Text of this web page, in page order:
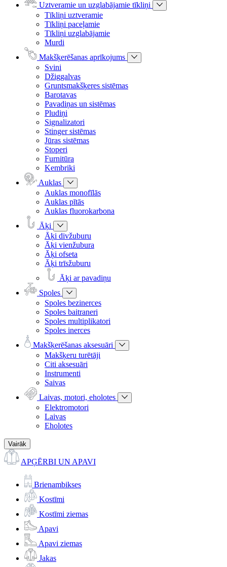
Uztveramie un uzglabājamie tīkliņi
Tīkliņi uztveramie
Tīkliņi paceļamie
Tīkliņi uzglabājamie
Murdi
Makšķerēšanas aprīkojums
Svini
Džiggalvas
Gruntsmakšķeres sistēmas
Barotavas
Pavadiņas un sistēmas
Pludiņi
Signalizatori
Stinger sistēmas
Jūras sistēmas
Stoperi
Furnitūra
Kembriki
Auklas
Auklas monofīlās
Auklas pītās
Auklas fluorokarbona
Āķi
Āķi divžuburu
Āķi vienžubura
Āķi ofseta
Āķi trīsžuburu
Āķi ar pavadiņu
Spoles
Spoles bezinerces
Spoles baitraneri
Spoles multiplikatori
Spoles inerces
Makšķerēšanas aksesuāri
Makšķeru turētāji
Citi aksesuāri
Instrumenti
Saivas
Laivas, motori, eholotes
Elektromotori
Laivas
Eholotes
Vairāk
APĢĒRBI UN APAVI
Brienambikses
Kostīmi
Kostīmi ziemas
Apavi
Apavi ziemas
Jakas